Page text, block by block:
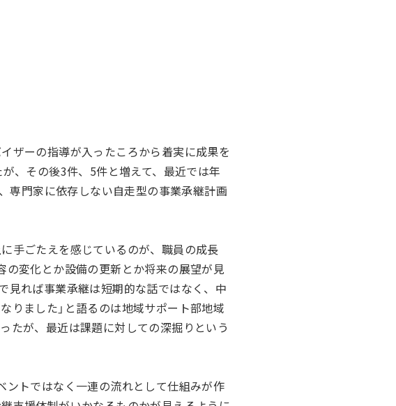
ザーの指導が入ったころから着実に成果を
、その後3件、5件と増えて、最近では年
専門家に依存しない自走型の事業承継計画
手ごたえを感じているのが、職員の成長
の変化とか設備の更新とか将来の展望が見
見れば事業承継は短期的な話ではなく、中
りました」と語るのは地域サポート部地域
たが、最近は課題に対しての深掘りという
ントではなく一連の流れとして仕組みが作